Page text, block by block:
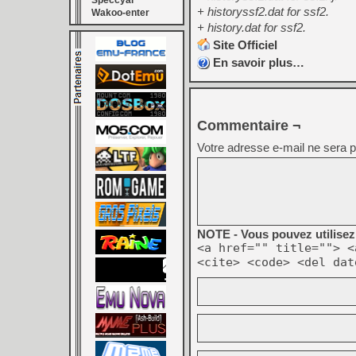
Wakoo-enter
+ historyssf2.dat for ssf2.
+ history.dat for ssf2.
Site Officiel
En savoir plus…
Commentaire ¬
Votre adresse e-mail ne sera
NOTE - Vous pouvez
<a href="" title="">
<cite> <code> <del